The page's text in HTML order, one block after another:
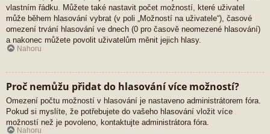
vlastním řádku. Můžete také nastavit počet možností, které uživatel
může během hlasování vybrat (v poli „Možností na uživatele“), časové
omezení trvání hlasování ve dnech (0 pro časově neomezené hlasování)
a nakonec můžete povolit uživatelům měnit jejich hlasy.
Nahoru
Proč nemůžu přidat do hlasování více možností?
Omezení počtu možností v hlasování je nastaveno administrátorem fóra.
Pokud si myslíte, že potřebujete do vašeho hlasování vložit více
možností než je povoleno, kontaktujte administrátora fóra.
Nahoru